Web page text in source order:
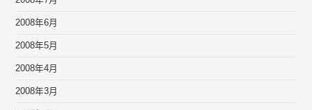
2008年6月
2008年5月
2008年4月
2008年3月